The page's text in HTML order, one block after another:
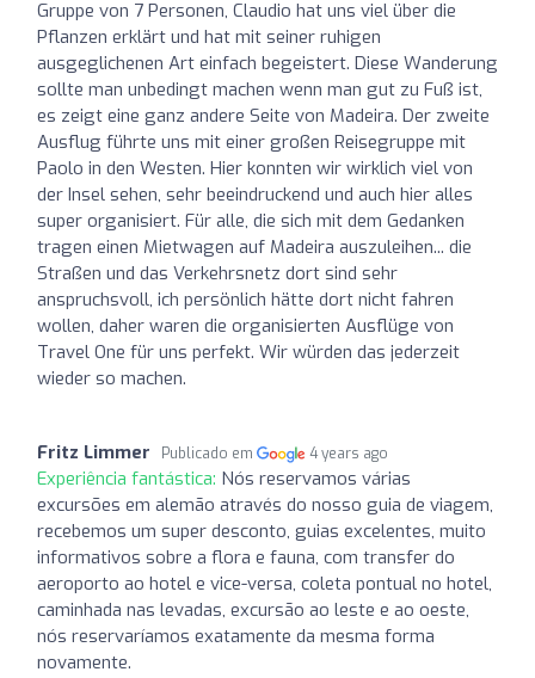
Gruppe von 7 Personen, Claudio hat uns viel über die
Pflanzen erklärt und hat mit seiner ruhigen
ausgeglichenen Art einfach begeistert. Diese Wanderung
sollte man unbedingt machen wenn man gut zu Fuß ist,
es zeigt eine ganz andere Seite von Madeira. Der zweite
Ausflug führte uns mit einer großen Reisegruppe mit
Paolo in den Westen. Hier konnten wir wirklich viel von
der Insel sehen, sehr beeindruckend und auch hier alles
super organisiert. Für alle, die sich mit dem Gedanken
tragen einen Mietwagen auf Madeira auszuleihen... die
Straßen und das Verkehrsnetz dort sind sehr
anspruchsvoll, ich persönlich hätte dort nicht fahren
wollen, daher waren die organisierten Ausflüge von
Travel One für uns perfekt. Wir würden das jederzeit
wieder so machen.
Fritz Limmer Publicado em 4 years ago
Experiência fantástica: Nós reservamos várias
excursões em alemão através do nosso guia de viagem,
recebemos um super desconto, guias excelentes, muito
informativos sobre a flora e fauna, com transfer do
aeroporto ao hotel e vice-versa, coleta pontual no hotel,
caminhada nas levadas, excursão ao leste e ao oeste,
nós reservaríamos exatamente da mesma forma
novamente.